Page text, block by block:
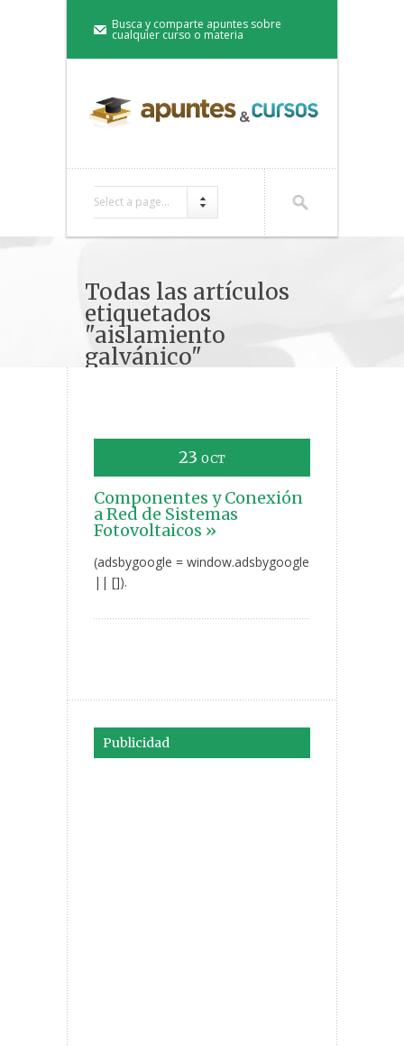
Busca y comparte apuntes sobre
cualquier curso o materia
Select a page...
Todas las artículos
etiquetados
"aislamiento
galvánico"
23 OCT
Componentes y Conexión
a Red de Sistemas
Fotovoltaicos »
(adsbygoogle = window.adsbygoogle
|| []).
Publicidad